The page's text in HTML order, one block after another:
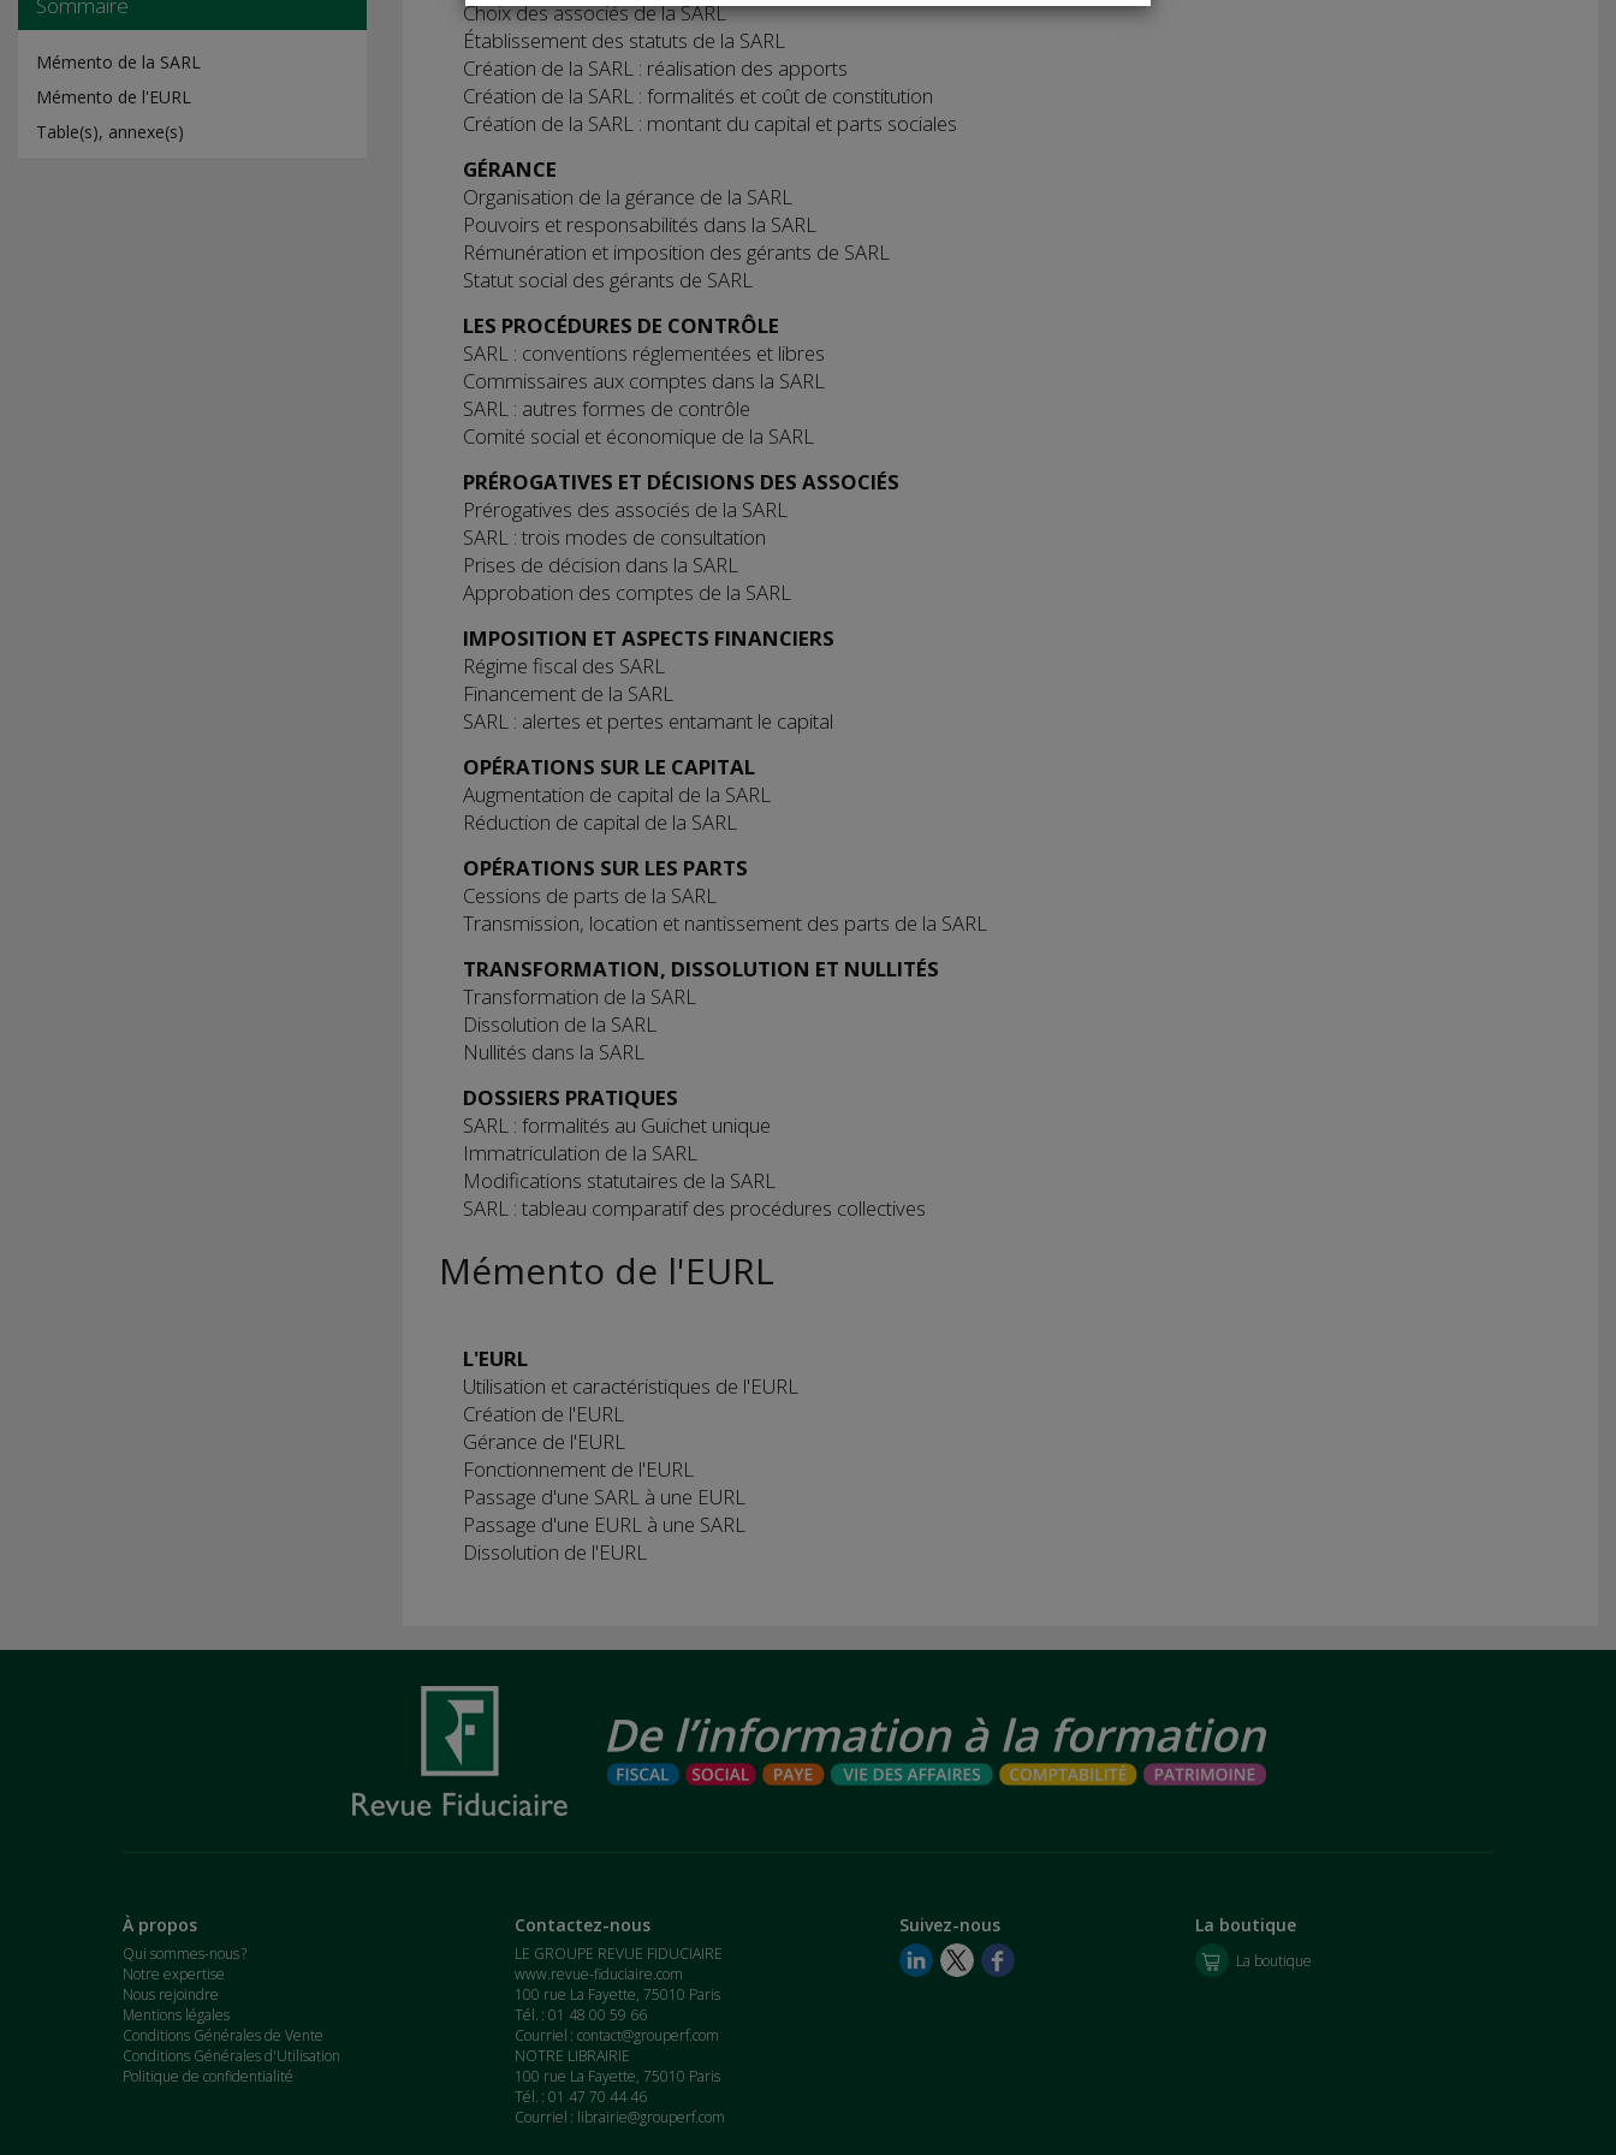
Mémento de la SARL
Mémento de l'EURL
Table(s), annexe(s)
Choix des associés de la SARL
Établissement des statuts de la SARL
Création de la SARL : réalisation des apports
Création de la SARL : formalités et coût de constitution
Création de la SARL : montant du capital et parts sociales
GÉRANCE
Organisation de la gérance de la SARL
Pouvoirs et responsabilités dans la SARL
Rémunération et imposition des gérants de SARL
Statut social des gérants de SARL
LES PROCÉDURES DE CONTRÔLE
SARL : conventions réglementées et libres
Commissaires aux comptes dans la SARL
SARL : autres formes de contrôle
Comité social et économique de la SARL
PRÉROGATIVES ET DÉCISIONS DES ASSOCIÉS
Prérogatives des associés de la SARL
SARL : trois modes de consultation
Prises de décision dans la SARL
Approbation des comptes de la SARL
IMPOSITION ET ASPECTS FINANCIERS
Régime fiscal des SARL
Financement de la SARL
SARL : alertes et pertes entamant le capital
OPÉRATIONS SUR LE CAPITAL
Augmentation de capital de la SARL
Réduction de capital de la SARL
OPÉRATIONS SUR LES PARTS
Cessions de parts de la SARL
Transmission, location et nantissement des parts de la SARL
TRANSFORMATION, DISSOLUTION ET NULLITÉS
Transformation de la SARL
Dissolution de la SARL
Nullités dans la SARL
DOSSIERS PRATIQUES
SARL : formalités au Guichet unique
Immatriculation de la SARL
Modifications statutaires de la SARL
SARL : tableau comparatif des procédures collectives
Mémento de l'EURL
L'EURL
Utilisation et caractéristiques de l'EURL
Création de l'EURL
Gérance de l'EURL
Fonctionnement de l'EURL
Passage d'une SARL à une EURL
Passage d'une EURL à une SARL
Dissolution de l'EURL
À propos
Qui sommes-nous ?
Notre expertise
Nous rejoindre
Mentions légales
Conditions Générales de Vente
Conditions Générales d'Utilisation
Politique de confidentialité
Contactez-nous
LE GROUPE REVUE FIDUCIAIRE
www.revue-fiduciaire.com
100 rue La Fayette, 75010 Paris
Tél. : 01 48 00 59 66
Courriel : contact@grouperf.com
NOTRE LIBRAIRIE
100 rue La Fayette, 75010 Paris
Tél. : 01 47 70 44 46
Courriel : librairie@grouperf.com
Suivez-nous La boutique
La boutique